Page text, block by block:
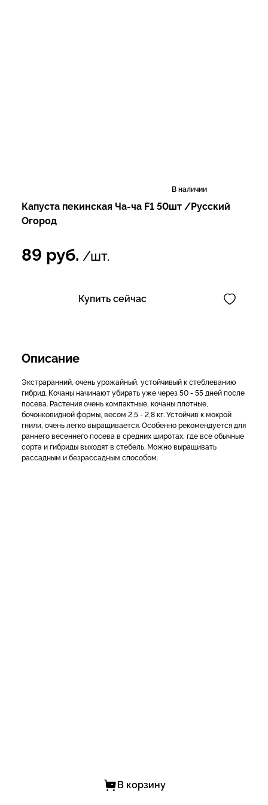
В наличии
Капуста пекинская Ча-ча F1 50шт /Русский
Огород
89 руб. /шт.
Купить сейчас
Описание
Экстраранний, очень урожайный, устойчивый к стеблеванию
гибрид. Кочаны начинают убирать уже через 50 - 55 дней после
посева. Растения очень компактные, кочаны плотные,
бочонковидной формы, весом 2,5 - 2,8 кг. Устойчив к мокрой
гнили, очень легко выращивается. Особенно рекомендуется для
раннего весеннего посева в средних широтах, где все обычные
сорта и гибриды выходят в стебель. Можно выращивать
рассадным и безрассадным способом.
В корзину